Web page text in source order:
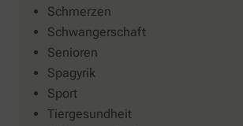
Schmerzen
Schwangerschaft
Senioren
Spagyrik
Sport
Tiergesundheit